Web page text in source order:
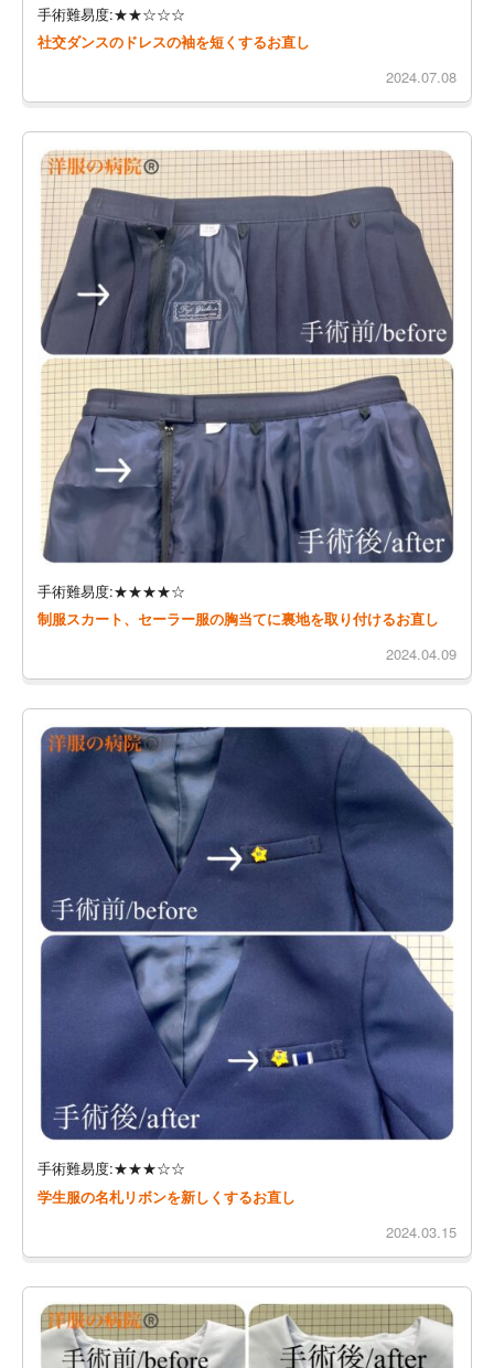
手術難易度:★★☆☆☆
社交ダンスのドレスの袖を短くするお直し
2024.07.08
手術難易度:★★★★☆
制服スカート、セーラー服の胸当てに裏地を取り付けるお直し
2024.04.09
手術難易度:★★★☆☆
学生服の名札リボンを新しくするお直し
2024.03.15